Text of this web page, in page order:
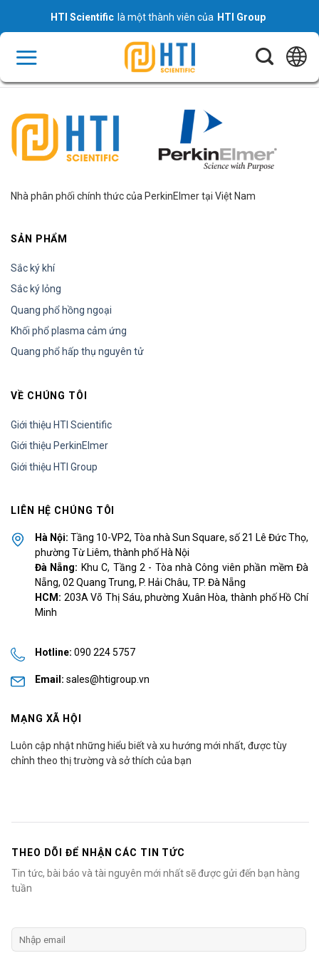
content
HTI Scientific là một thành viên của HTI Group
Nhà phân phối chính thức của PerkinElmer tại Việt Nam
SẢN PHẨM
Sắc ký khí
Sắc ký lỏng
Quang phổ hồng ngoại
Khối phổ plasma cảm ứng
Quang phổ hấp thụ nguyên tử
VỀ CHÚNG TÔI
Giới thiệu HTI Scientific
Giới thiệu PerkinElmer
Giới thiệu HTI Group
LIÊN HỆ CHÚNG TÔI
Hà Nội: Tầng 10-VP2, Tòa nhà Sun Square, số 21 Lê Đức Thọ,
phường Từ Liêm, thành phố Hà Nội
Đà Nẵng: Khu C, Tầng 2 - Tòa nhà Công viên phần mềm Đà
Nẵng, 02 Quang Trung, P. Hải Châu, TP. Đà Nẵng
HCM: 203A Võ Thị Sáu, phường Xuân Hòa, thành phố Hồ Chí
Minh
Hotline: 090 224 5757
Email: sales@htigroup.vn
MẠNG XÃ HỘI
Luôn cập nhật những hiểu biết và xu hướng mới nhất, được tùy
chỉnh theo thị trường và sở thích của bạn
THEO DÕI ĐỂ NHẬN CÁC TIN TỨC
Tin tức, bài báo và tài nguyên mới nhất sẽ được gửi đến bạn hàng
tuần